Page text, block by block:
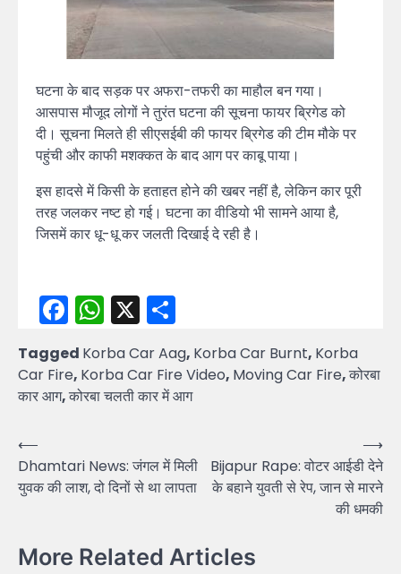
घटना के बाद सड़क पर अफरा-तफरी का माहौल बन गया।
आसपास मौजूद लोगों ने तुरंत घटना की सूचना फायर ब्रिगेड को
दी। सूचना मिलते ही सीएसईबी की फायर ब्रिगेड की टीम मौके पर
पहुंची और काफी मशक्कत के बाद आग पर काबू पाया।
इस हादसे में किसी के हताहत होने की खबर नहीं है, लेकिन कार पूरी
तरह जलकर नष्ट हो गई। घटना का वीडियो भी सामने आया है,
जिसमें कार धू-धू कर जलती दिखाई दे रही है।
Facebook
WhatsApp
X
Tagged Korba Car Aag, Korba Car Burnt, Korba
Car Fire, Korba Car Fire Video, Moving Car Fire,कोरबा
कार आग,कोरबा चलती कार में आग
Post
navigation
⟵
Dhamtari News: जंगल में मिली
युवक की लाश, दो दिनों से था लापता
Bijapur Rape: वोटर आईडी देने
के बहाने युवती से रेप, जान से मारने
की धमकी
⟶
More Related Articles